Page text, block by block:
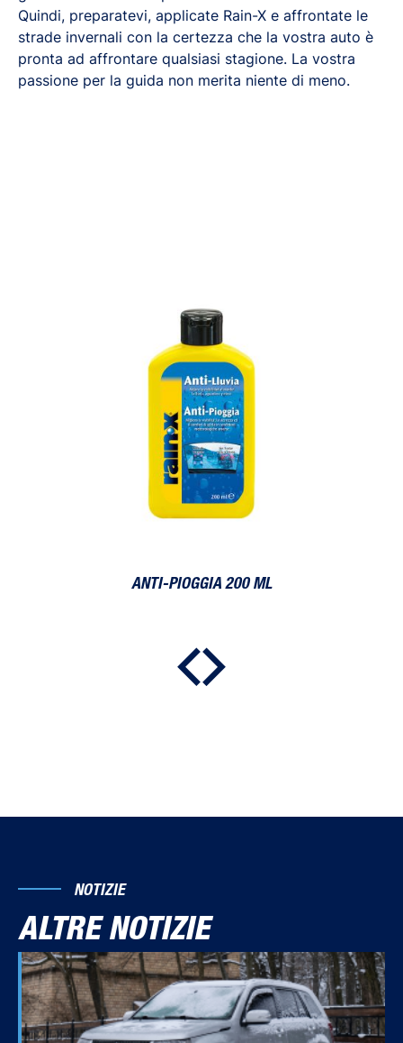
Quindi, preparatevi, applicate Rain-X e affrontate le
strade invernali con la certezza che la vostra auto è
pronta ad affrontare qualsiasi stagione. La vostra
passione per la guida non merita niente di meno.
ANTI-PIOGGIA 200 ML
NOTIZIE
ALTRE NOTIZIE